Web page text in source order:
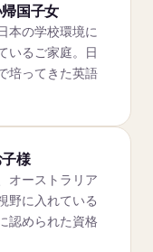
国子女
本の学校環境に
いるご家庭。日
培ってきた英語
様
オーストラリア
野に入れている
認められた資格